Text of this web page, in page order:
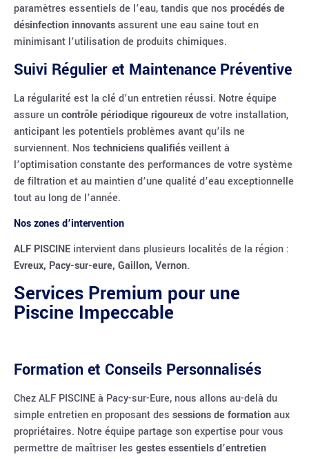
paramètres essentiels de l’eau, tandis que nos procédés de
désinfection innovantsassurent une eau saine tout en
minimisant l’utilisation de produits chimiques.
Suivi Régulier et Maintenance Préventive
La régularité est la clé d’un entretien réussi. Notre équipe
assure uncontrôle périodique rigoureuxde votre installation,
anticipant les potentiels problèmes avant qu’ils ne
surviennent. Nos techniciens qualifiésveillent à
l’optimisation constante des performances de votre système
de filtration et au maintien d’une qualité d’eau exceptionnelle
tout au long de l’année.
Nos zones d’intervention
ALF PISCINE intervient dans plusieurs localités de la région :
Evreux, Pacy-sur-eure, Gaillon, Vernon.
Services Premium pour une
Piscine Impeccable
Formation et Conseils Personnalisés
Chez ALF PISCINE à Pacy-sur-Eure, nous allons au-delà du
simple entretien en proposant des sessions de formationaux
propriétaires. Notre équipe partage son expertise pour vous
permettre de maîtriser les gestes essentiels d’entretien